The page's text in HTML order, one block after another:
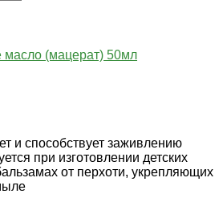
масло (мацерат) 50мл
и способствует заживлению
при изготовлении детских
от перхоти, укрепляющих